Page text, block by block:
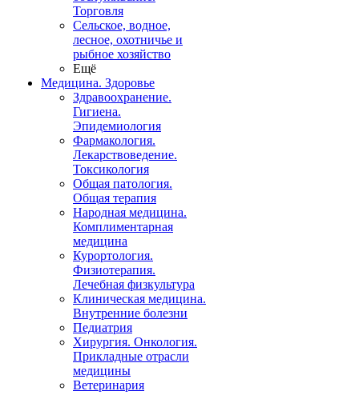
Торговля
Сельское, водное,
лесное, охотничье и
рыбное хозяйство
Ещё
Медицина. Здоровье
Здравоохранение.
Гигиена.
Эпидемиология
Фармакология.
Лекарствоведение.
Токсикология
Общая патология.
Общая терапия
Народная медицина.
Комплиментарная
медицина
Курортология.
Физиотерапия.
Лечебная физкультура
Клиническая медицина.
Внутренние болезни
Педиатрия
Хирургия. Онкология.
Прикладные отрасли
медицины
Ветеринария